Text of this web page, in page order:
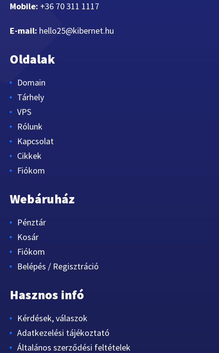
Mobile: +36 70 311 1117
E-mail: hello25@kibernet.hu
Oldalak
Domain
Tárhely
VPS
Rólunk
Kapcsolat
Cikkek
Fiókom
Webáruház
Pénztár
Kosár
Fiókom
Belépés / Regisztráció
Hasznos infó
Kérdések, válaszok
Adatkezelési tájékoztató
Általános szerződési feltételek